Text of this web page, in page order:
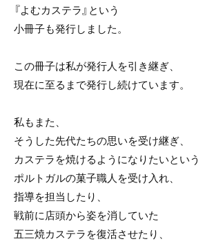
『よむカステラ』という
小冊子も発行しました。
この冊子は私が発行人を引き継ぎ、
現在に至るまで発行し続けています。
私もまた、
そうした先代たちの思いを受け継ぎ、
カステラを焼けるようになりたいという
ポルトガルの菓子職人を受け入れ、
指導を担当したり、
戦前に店頭から姿を消していた
五三焼カステラを復活させたり、